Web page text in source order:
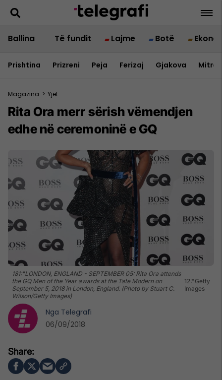
Ballina Të fundit Lajme Botë
Prishtina Prizreni Peja Ferizaj Gjakova
Magazina > Yjet
Rita Ora merr sërish vëmendjen
edhe në ceremoninë e GQ
181:"LONDON, ENGLAND - SEPTEMBER 05: Rita Ora attends
the GQ Men of the Year awards at the Tate Modern on
September 5, 2018 in London, England. (Photo by Stuart C.
Wilson/Getty Images)
12:"Getty
Images
Nga Telegrafi
06/09/2018